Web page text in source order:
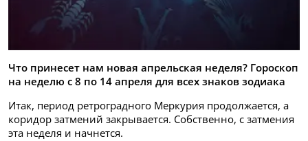
Что принесет нам новая апрельская неделя? Гороскоп
на неделю с 8 по 14 апреля для всех знаков зодиака
Итак, период ретроградного Меркурия продолжается, а
коридор затмений закрывается. Собственно, с затмения
эта неделя и начнется.